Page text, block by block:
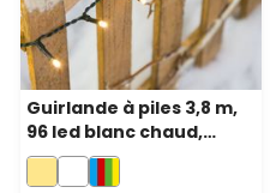
Guirlande à piles 3,8 m,
96 led blanc chaud,
câble vert